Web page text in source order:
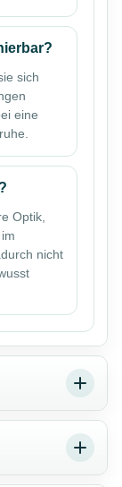
sich
eine
Optik,
nicht